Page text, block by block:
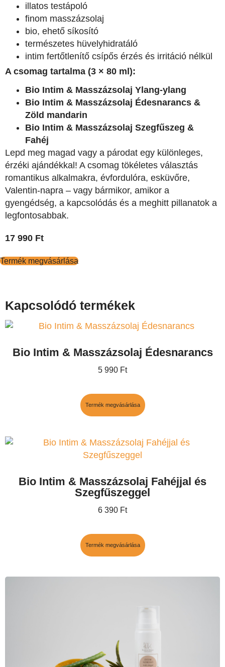
illatos testápoló
finom masszázsolaj
bio, ehető síkosító
természetes hüvelyhidratáló
intim fertőtlenítő csípős érzés és irritáció nélkül
A csomag tartalma (3 × 80 ml):
Bio Intim & Masszázsolaj Ylang-ylang
Bio Intim & Masszázsolaj Édesnarancs &
Zöld mandarin
Bio Intim & Masszázsolaj Szegfűszeg &
Fahéj
Lepd meg magad vagy a párodat egy különleges,
érzéki ajándékkal! A csomag tökéletes választás
romantikus alkalmakra, évfordulóra, esküvőre,
Valentin-napra – vagy bármikor, amikor a
gyengédség, a kapcsolódás és a meghitt pillanatok a
legfontosabbak.
17 990 Ft
Termék megvásárlása
Kapcsolódó termékek
Bio Intim & Masszázsolaj Édesnarancs
5 990 Ft
Termék megvásárlása
Bio Intim & Masszázsolaj Fahéjjal és
Szegfűszeggel
6 390 Ft
Termék megvásárlása